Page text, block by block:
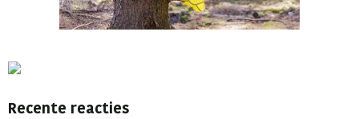
Recente reacties